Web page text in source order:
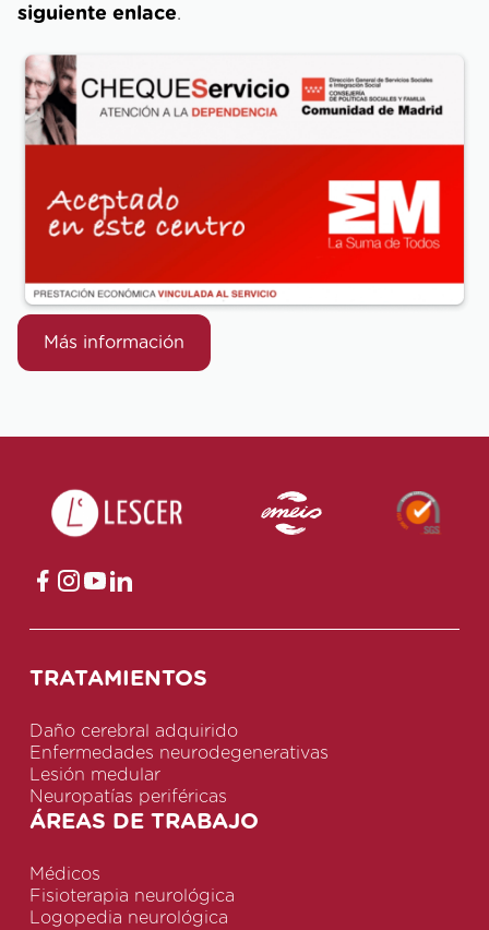
siguiente enlace.
Más información
TRATAMIENTOS
Daño cerebral adquirido
Enfermedades neurodegenerativas
Lesión medular
Neuropatías periféricas
ÁREAS DE TRABAJO
Médicos
Fisioterapia neurológica
Logopedia neurológica